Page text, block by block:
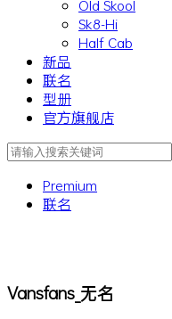
Old Skool
Sk8-Hi
Half Cab
新品
联名
型册
官方旗舰店
Premium
联名
Vansfans_无名